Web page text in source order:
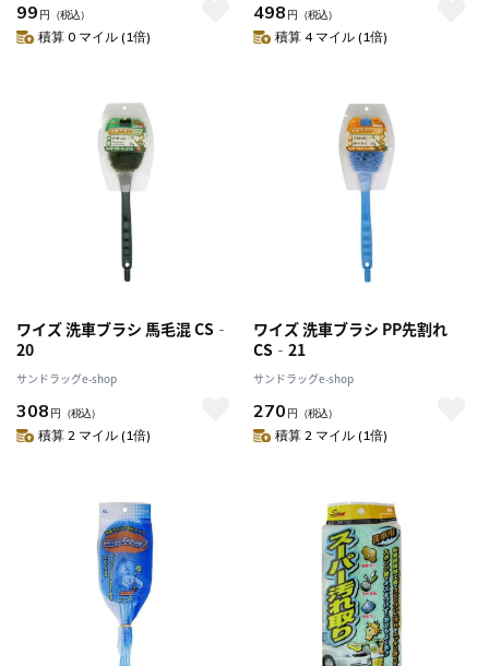
99 円 （税込）
積算 0 マイル (1倍)
498 円 （税込）
積算 4 マイル (1倍)
ワイズ 洗車ブラシ 馬毛混 CS‐
20
サンドラッグe-shop
308 円 （税込）
積算 2 マイル (1倍)
ワイズ 洗車ブラシ PP先割れ
CS‐21
サンドラッグe-shop
270 円 （税込）
積算 2 マイル (1倍)